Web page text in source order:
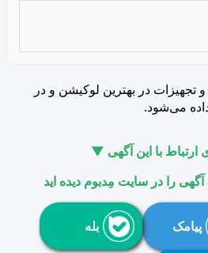
و تجهیزات در بهترین لوکیشن و در
می‌شود.
با این آگهی ▼
آگهی را در سایت مِدبوم دیده اید
پیامک بله